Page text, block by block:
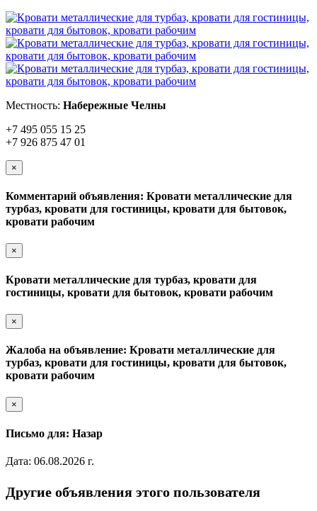
Местность: Набережные Челны
+7 495 055 15 25
+7 926 875 47 01
×
Комментарий объявления: Кровати металлические для
турбаз, кровати для гостиницы, кровати для бытовок,
кровати рабочим
×
Кровати металлические для турбаз, кровати для
гостиницы, кровати для бытовок, кровати рабочим
×
Жалоба на объявление: Кровати металлические для
турбаз, кровати для гостиницы, кровати для бытовок,
кровати рабочим
×
Письмо для: Назар
Дата: 06.08.2026 г.
Другие объявления этого пользователя